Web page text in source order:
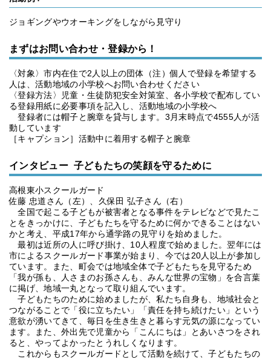
ジョギングやウオーキングをしながら見守り
まずはお問い合わせ・登録から！
〈対象〉市内在住で2人以上の団体（注）個人で登録を希望する
人は、活動地域の小学校へお問い合わせください
〈登録方法〉児童・生徒防犯安全対策室、各小学校で配布してい
る登録用紙に必要事項を記入し、活動地域の小学校へ
登録者には帽子と腕章を貸与します。3月末時点で4555人が活
動しています
［キャプション］活動中に着用する帽子と腕章
インタビュー 子どもたちの笑顔を守るために
高根東小スクールガード
佐藤 忠道さん（左）、久保田 弘子さん（右）
全国で起こる子どもが被害者となる事件をテレビなどで見たこ
とをきっかけに、子どもたちを守るために何かできることはない
かと考え、平成17年から通学路の見守りを始めました。
最初は近所の人に呼び掛け、10人程度で始めました。翌年には
市によるスクールガード事業が始まり、今では20人以上が参加し
ています。また、町会では地域全体で子どもたちを見守るため
「我が孫も、人さまのお孫さんも、みんな世界の宝物」を合言葉
に掲げ、地域一丸となって取り組んでいます。
子どもたちのために始めましたが、私たち自身も、地域社会と
つながることで「役に立ちたい」「責任を持ち続けたい」という
意欲が湧いてきて、毎日を生き生きと暮らす元気の源になってい
ます。また、外出先で児童から「こんにちは」とあいさつをされ
ると、やってよかったとうれしくなります。
これからもスクールガードとして活動を続けて、子どもたちの